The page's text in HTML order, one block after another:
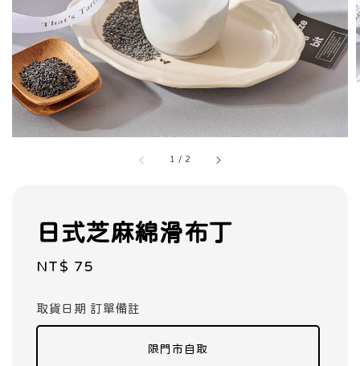
1 / 2
日式芝麻綿滑布丁
Regular
NT$ 75
取貨日期 訂單備註
限門市自取